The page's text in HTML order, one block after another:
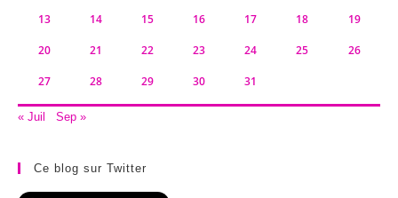
13 14 15 16 17 18 19
20 21 22 23 24 25 26
27 28 29 30 31
« Juil Sep »
Ce blog sur Twitter